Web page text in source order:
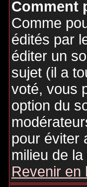
Comment
Comme
édités par
éditer un
sujet (il a
voté, vous
option du
pour éviter
milieu de
Revenir en